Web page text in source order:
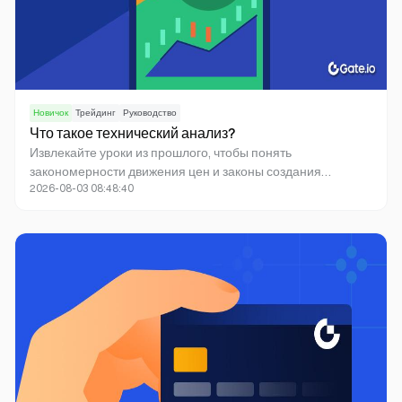
Новичок Трейдинг Руководство
Что такое технический анализ?
Извлекайте уроки из прошлого, чтобы понять
закономерности движения цен и законы создания
капитала на постоянно меняющемся рынке.
2026-08-03 08:48:40